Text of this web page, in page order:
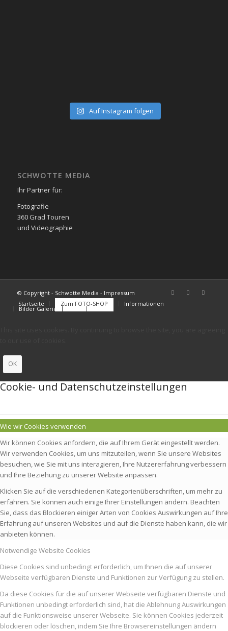
Auf Instagram folgen
SCHWOTTE MEDIA
Ihr Partner für:
Fotografie
360 Grad Touren
und Videographie
© Copyright - Schwotte Media - Impressum
Startseite
Zum FOTO-SHOP Informationen
Bilder Galerie
OK
Cookie- und Datenschutzeinstellungen
Wie wir Cookies verwenden
Wir können Cookies anfordern, die auf Ihrem Gerät eingestellt werden.
Wir verwenden Cookies, um uns mitzuteilen, wenn Sie unsere Websites
besuchen, wie Sie mit uns interagieren, Ihre Nutzererfahrung verbessern
und Ihre Beziehung zu unserer Website anpassen.
Klicken Sie auf die verschiedenen Kategorienüberschriften, um mehr zu
erfahren. Sie können auch einige Ihrer Einstellungen ändern. Beachten
Sie, dass das Blockieren einiger Arten von Cookies Auswirkungen auf Ihre
Erfahrung auf unseren Websites und auf die Dienste haben kann, die wir
anbieten können.
Notwendige Website Cookies
Diese Cookies sind unbedingt erforderlich, um Ihnen die auf unserer
Webseite verfügbaren Dienste und Funktionen zur Verfügung zu stellen.
Da diese Cookies für die auf unserer Webseite verfügbaren Dienste und
Funktionen unbedingt erforderlich sind, hat die Ablehnung Auswirkungen
auf die Funktionsweise unserer Webseite. Sie können Cookies jederzeit
blockieren oder löschen, indem Sie Ihre Browsereinstellungen ändern